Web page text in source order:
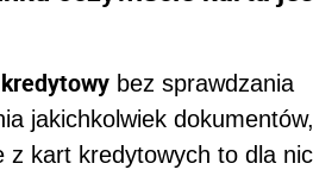
bez sprawdzania
jakichkolwiek dokumentów,
z kart kredytowych to dla